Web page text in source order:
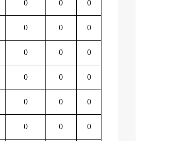
0 0 0
0 0 0
0 0 0
0 0 0
0 0 0
0 0 0